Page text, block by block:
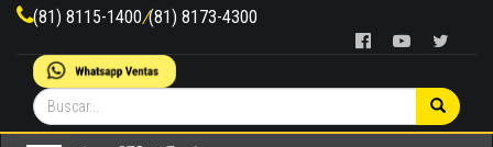
(81) 8115-1400/(81) 8173-4300